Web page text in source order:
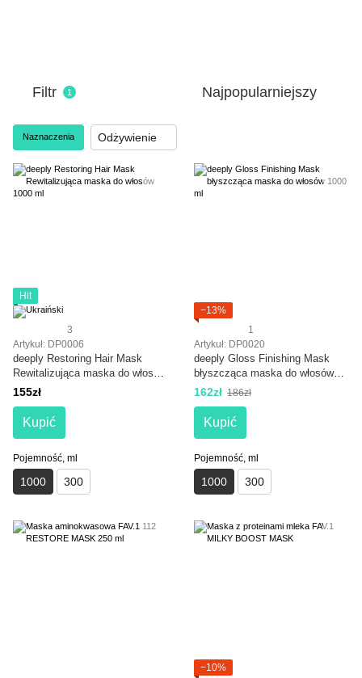
Filtr 1 Najpopularniejszy
Naznaczenia Odżywienie
Hit
3
Artykuł: DP0006
deeply Restoring Hair Mask
Rewitalizująca maska do włosów
1000 ml
155zł
Kupić
Pojemność, ml
1000 300
−13%
1
Artykuł: DP0020
deeply Gloss Finishing Mask
błyszcząca maska do włosów
1000 ml
162zł 186zł
Kupić
Pojemność, ml
1000 300
−10%